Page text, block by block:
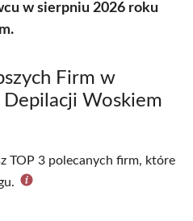
w sierpniu 2026 roku
Firm w
Depilacji Woskiem
TOP 3 polecanych firm, które